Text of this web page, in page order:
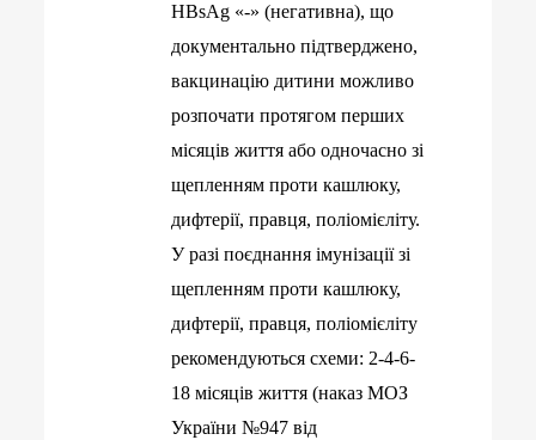
HBsAg «-» (негативна), що
документально підтверджено,
вакцинацію дитини можливо
розпочати протягом перших
місяців життя або одночасно зі
щепленням проти кашлюку,
дифтерії, правця, поліомієліту.
У разі поєднання імунізації зі
щепленням проти кашлюку,
дифтерії, правця, поліомієліту
рекомендуються схеми: 2-4-6-
18 місяців життя (наказ МОЗ
України №947 від